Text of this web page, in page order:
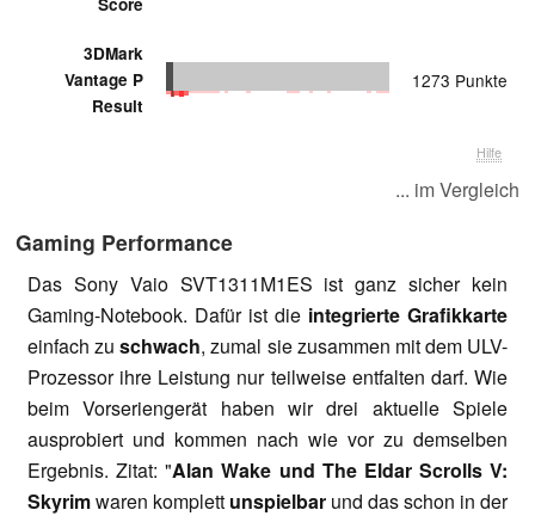
3DMark
Vantage P
Result
1273 Punkte
Hilfe
... im Vergleich
Gaming Performance
Das Sony Vaio SVT1311M1ES ist ganz sicher kein
Gaming-Notebook. Dafür ist die integrierte Grafikkarte
einfach zuschwach, zumal sie zusammen mit dem ULV-
Prozessor ihre Leistung nur teilweise entfalten darf. Wie
beim Vorseriengerät haben wir drei aktuelle Spiele
ausprobiert und kommen nach wie vor zu demselben
Ergebnis. Zitat: "Alan Wake und The Eldar Scrolls V:
Skyrimwaren komplett unspielbar und das schon in der